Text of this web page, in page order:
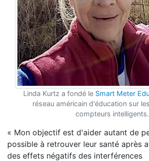
Linda Kurtz a fondé le Smart Meter
réseau américain d'éducation sur
compteurs intelligents.
« Mon objectif est d'aider autant de
possible à retrouver leur santé après
des effets négatifs des interférences